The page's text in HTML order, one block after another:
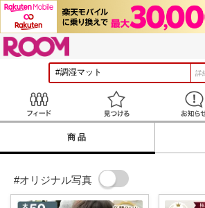
詳
見つける
商品
#オリジナル写真